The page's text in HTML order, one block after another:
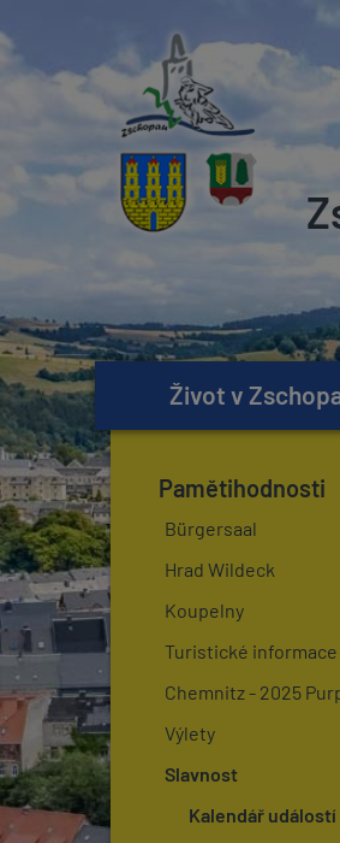
Život v
Pamětihodnosti
Bürgersaal
Hrad Wildeck
Koupelny
Turistické informace
Chemnitz - 2025
Výlety
Slavnost
Kalendář událostí